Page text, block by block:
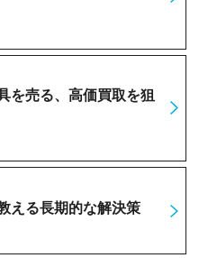
を売る、高価買取を狙
える長期的な解決策